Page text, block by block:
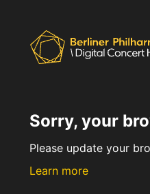
Sorry, your
Please update your
Learn more